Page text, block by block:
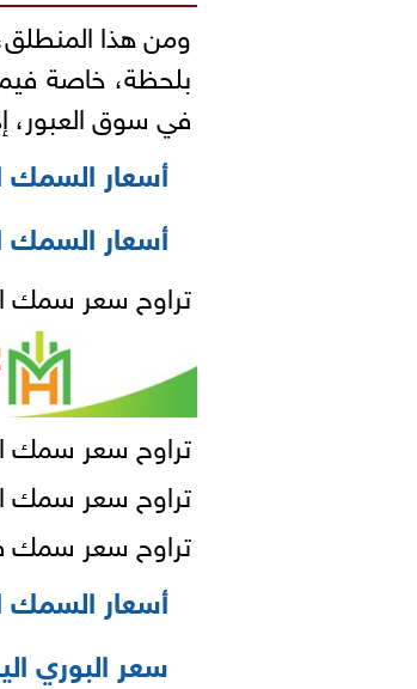
ومن هذا
بلحظة، خاصة
في سوق العبور،
أسعار السمك
أسعار السمك
تراوح سعر سمك البلطي "1" من 74 : 76 جنيهًا
تراوح سعر سمك البلطي "2" من 69 : 73 جنيهًا
تراوح سعر سمك البلطي
تراوح سعر سمك فليه
أسعار السمك
سعر البوري